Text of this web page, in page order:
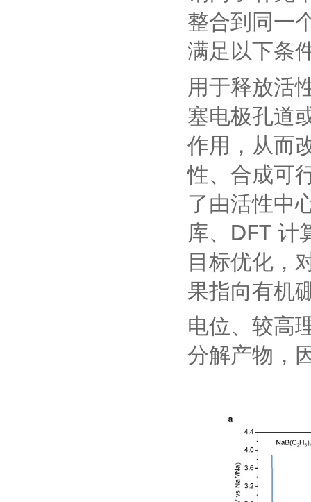
整合到同一
满足以下条
用于释放活
塞电极孔道
作用，从而
性、合成可
了由活性中
库、 DFT 计
目标优化，
果指向有机
电位、较高
分解产物，